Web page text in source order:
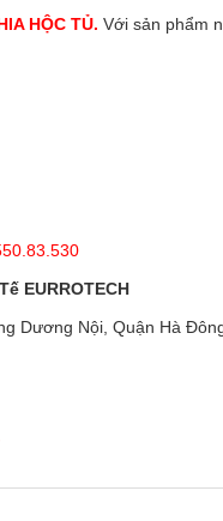
HỘC TỦ. Với sản phẩm
EURROTECH
Dương Nội, Quận Hà